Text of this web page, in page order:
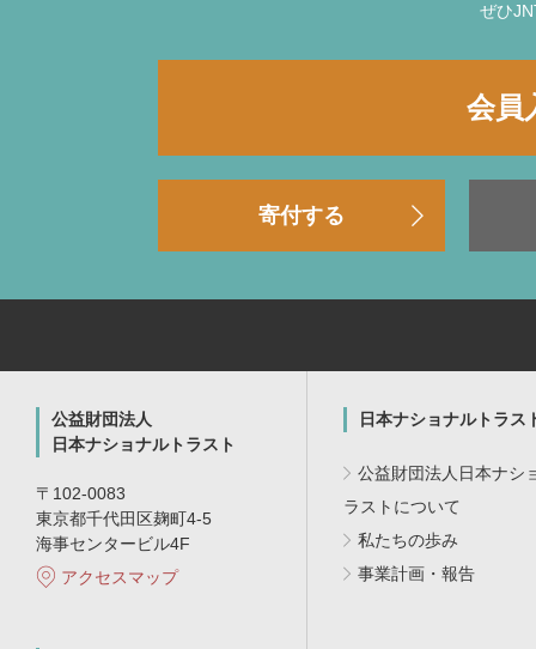
ぜひ
会員
寄付する
公益財団法人
日本ナショナルトラスト
〒102-0083
東京都千代田区麹町4-5
海事センタービル4F
アクセスマップ
日本ナショナルトラス
公益財団法人日本ナシ
ラストについて
私たちの歩み
事業計画・報告